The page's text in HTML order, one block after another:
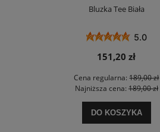
Bluzka Tee Biała
5.0
151,20 zł
Cena regularna:189,00 zł
Najniższa cena: 189,00 zł
DO KOSZYKA